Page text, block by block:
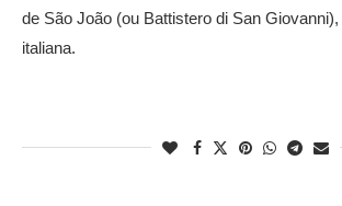
de São João (ou Battistero di San
italiana.